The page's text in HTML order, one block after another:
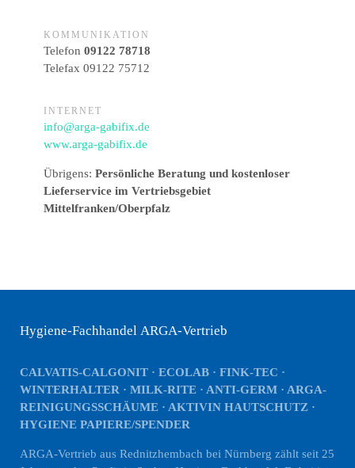
KOMMUNIKATION
Telefon 09122 78718
Telefax 09122 75712
INTERNET
info@arga-gabifix.de
www.arga-gabifix.de
Übrigens: Persönliche Beratung und kostenloser
Lieferservice im Vertriebsgebiet
Mittelfranken/Oberpfalz
Hygiene-Fachhandel ARGA-Vertrieb
CALVATIS-CALGONIT · ECOLAB · FINK-TEC ·
WINTERHALTER · MILK-RITE · ANTI-GERM · ARGA-
REINIGUNGSSCHÄUME · AKTIVIN HAUTSCHUTZ ·
HYGIENE PAPIERE/SPENDER
ARGA-Vertrieb aus Rednitzhembach bei Nürnberg zählt seit 25